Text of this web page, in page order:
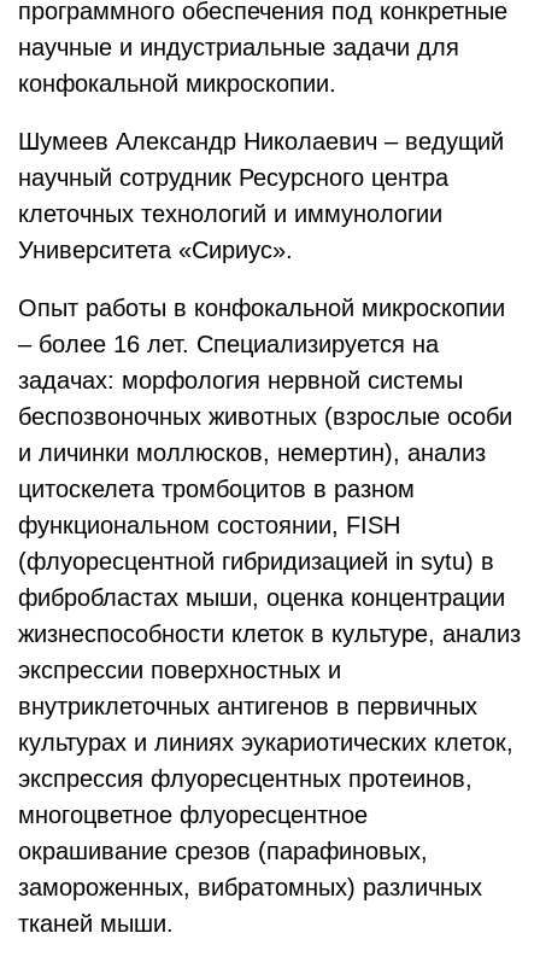
программного обеспечения под конкретные
научные и индустриальные задачи для
конфокальной микроскопии.
Шумеев Александр Николаевич – ведущий
научный сотрудник Ресурсного центра
клеточных технологий и иммунологии
Университета «Сириус».
Опыт работы в конфокальной микроскопии
– более 16 лет. Специализируется на
задачах: морфология нервной системы
беспозвоночных животных (взрослые особи
и личинки моллюсков, немертин), анализ
цитоскелета тромбоцитов в разном
функциональном состоянии, FISH
(флуоресцентной гибридизацией in sytu) в
фибробластах мыши, оценка концентрации
жизнеспособности клеток в культуре, анализ
экспрессии поверхностных и
внутриклеточных антигенов в первичных
культурах и линиях эукариотических клеток,
экспрессия флуоресцентных протеинов,
многоцветное флуоресцентное
окрашивание срезов (парафиновых,
замороженных, вибратомных) различных
тканей мыши.